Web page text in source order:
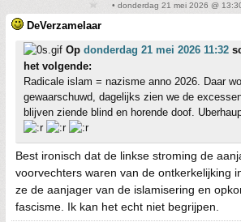
• donderdag 21 mei 2026 @
DeVerzamelaar
Op donderdag 21 mei 2026 11:32
het volgende:
Radicale islam = nazisme anno 2026. Daar
gewaarschuwd, dagelijks zien we de
blijven ziende blind en horende doof.
Best ironisch dat de linkse stroming de
voorvechters waren van de ontkerkelijking
ze de aanjager van de islamisering en
fascisme. Ik kan het echt niet begrijpen.